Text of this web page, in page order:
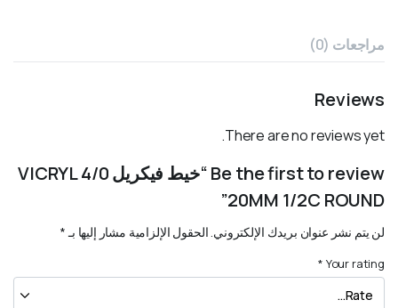
مراجعات (0)
Reviews
There are no reviews yet.
Be the first to review “خيط فيكريل VICRYL 4/0
20MM 1/2C ROUND”
لن يتم نشر عنوان بريدك الإلكتروني. الحقول الإلزامية مشار إليها بـ *
Your rating
*